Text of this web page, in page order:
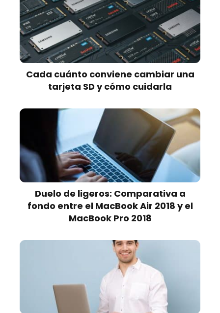
Cada cuánto conviene cambiar una
tarjeta SD y cómo cuidarla
Duelo de ligeros: Comparativa a
fondo entre el MacBook Air 2018 y el
MacBook Pro 2018